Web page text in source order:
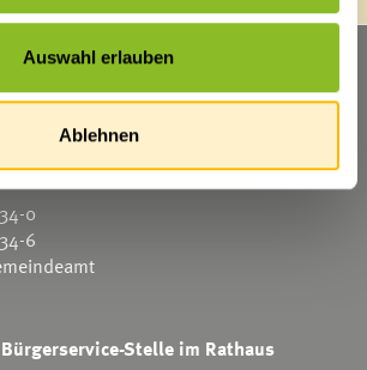
Auswahl erlauben
Ablehnen
0
6
Stelle im Rathaus